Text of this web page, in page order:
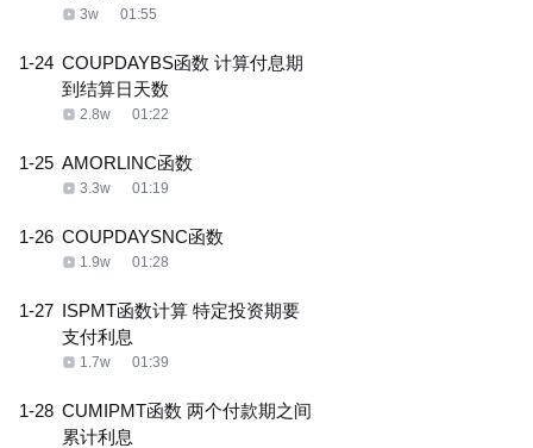
3w 01:55
1-24 COUPDAYBS函数 计算付息期
到结算日天数
2.8w 01:22
1-25 AMORLINC函数
3.3w 01:19
1-26 COUPDAYSNC函数
1.9w 01:28
1-27 ISPMT函数计算 特定投资期要
支付利息
1.7w 01:39
1-28 CUMIPMT函数 两个付款期之间
累计利息